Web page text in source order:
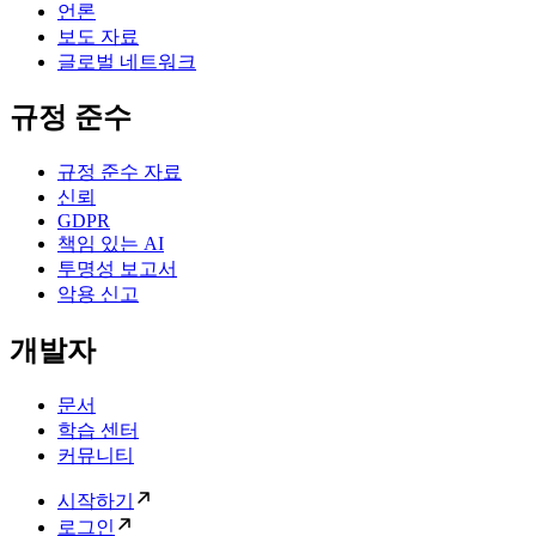
언론
보도 자료
글로벌 네트워크
규정 준수
규정 준수 자료
신뢰
GDPR
책임 있는 AI
투명성 보고서
악용 신고
개발자
문서
학습 센터
커뮤니티
시작하기
로그인